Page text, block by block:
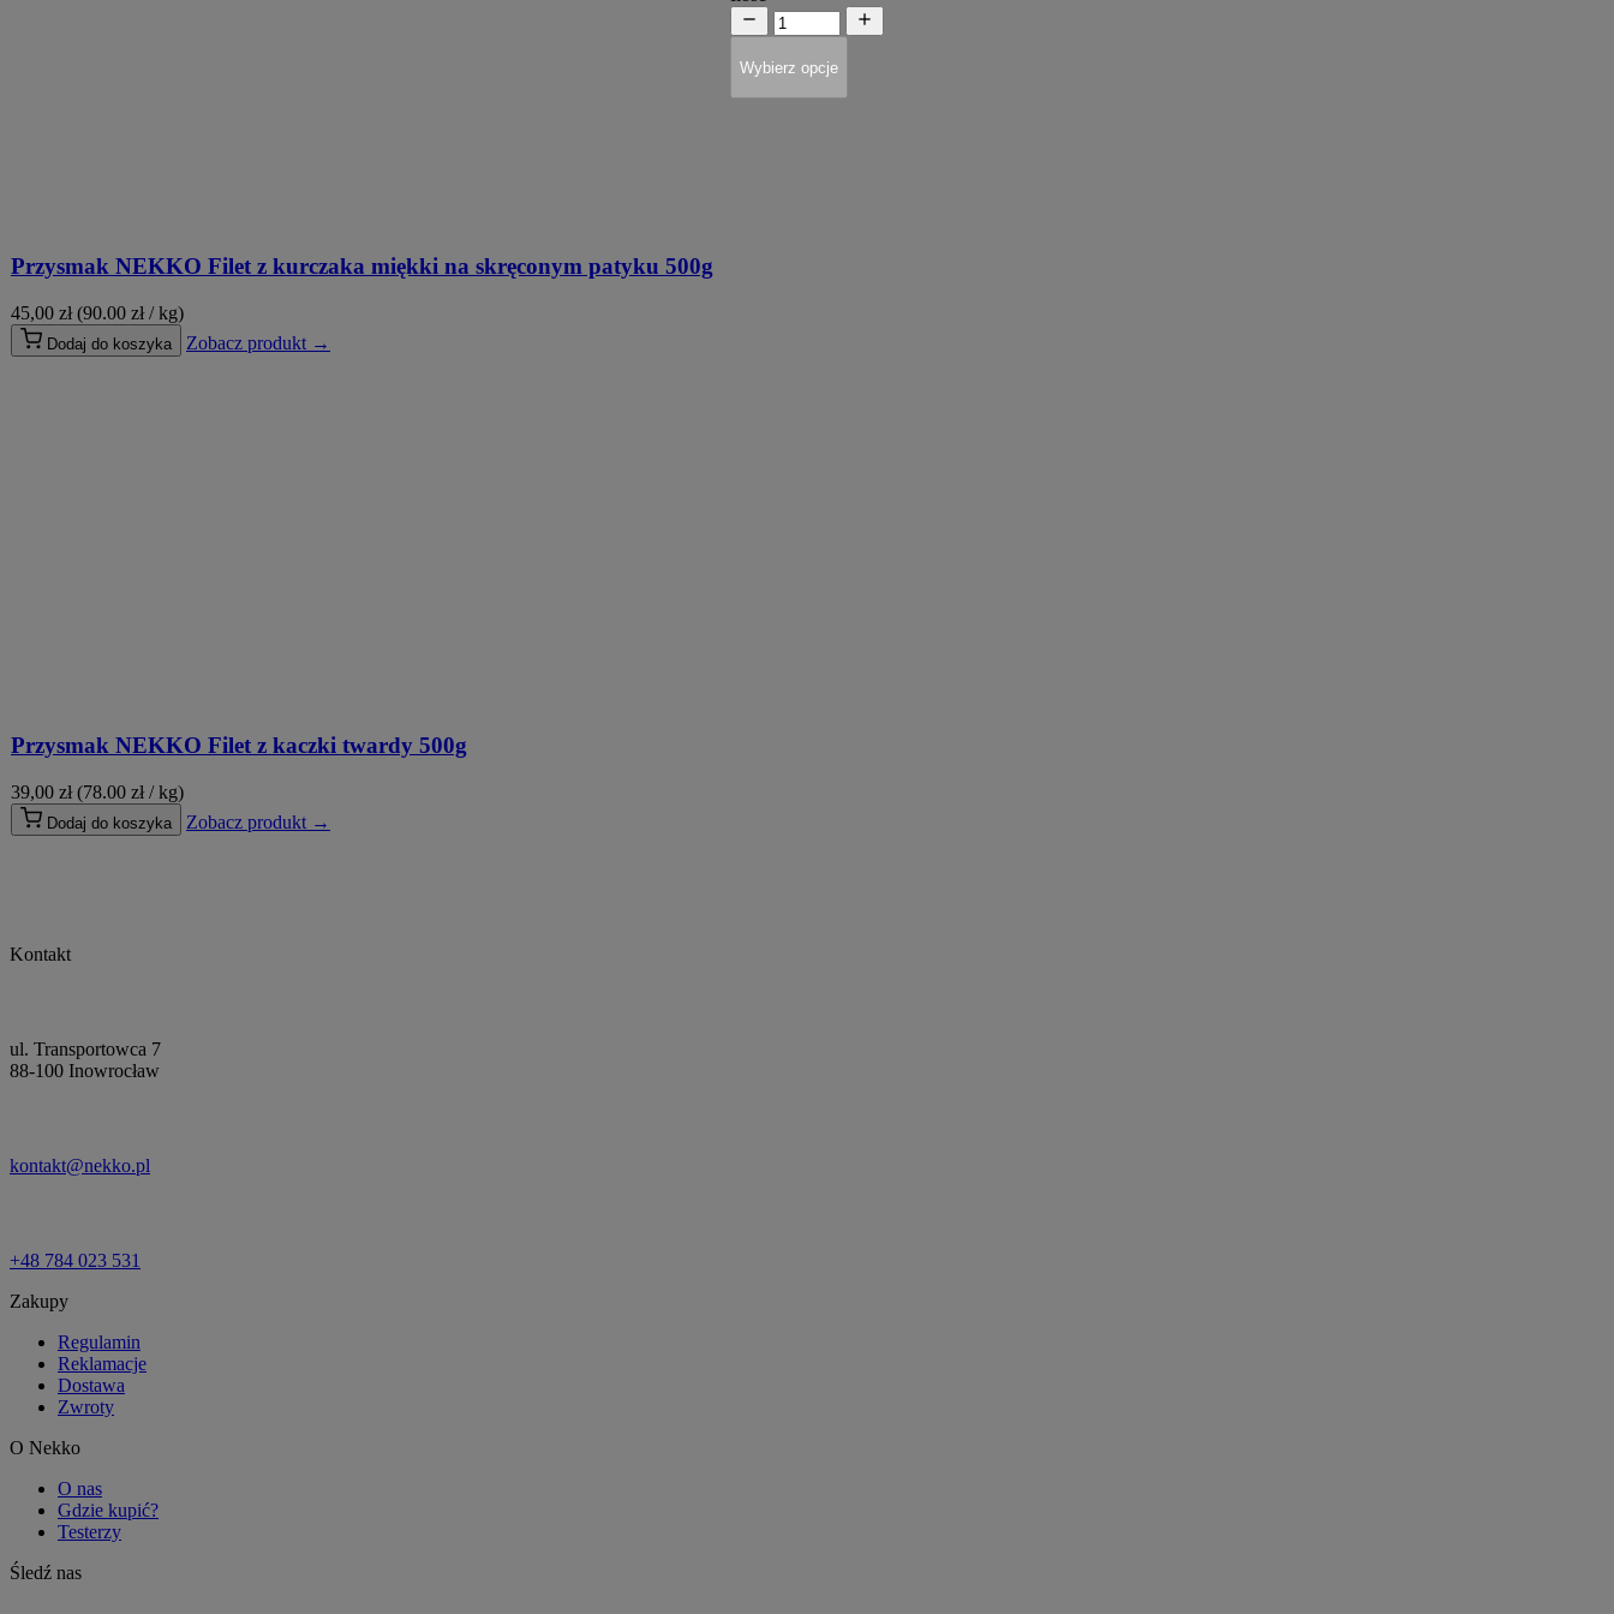
Przysmak NEKKO Filet z kurczaka miękki na skręconym patyku 500g
45,00 zł (90.00 zł / kg)
Dodaj do koszyka Zobacz produkt →
Przysmak NEKKO Filet z kaczki twardy 500g
39,00 zł (78.00 zł / kg)
Dodaj do koszyka Zobacz produkt →
Kontakt
ul. Transportowca 7
88-100 Inowrocław
kontakt@nekko.pl
+48 784 023 531
Zakupy
Regulamin
Reklamacje
Dostawa
Zwroty
O Nekko
O nas
Gdzie kupić?
Testerzy
Śledź nas
Wybierz opcje